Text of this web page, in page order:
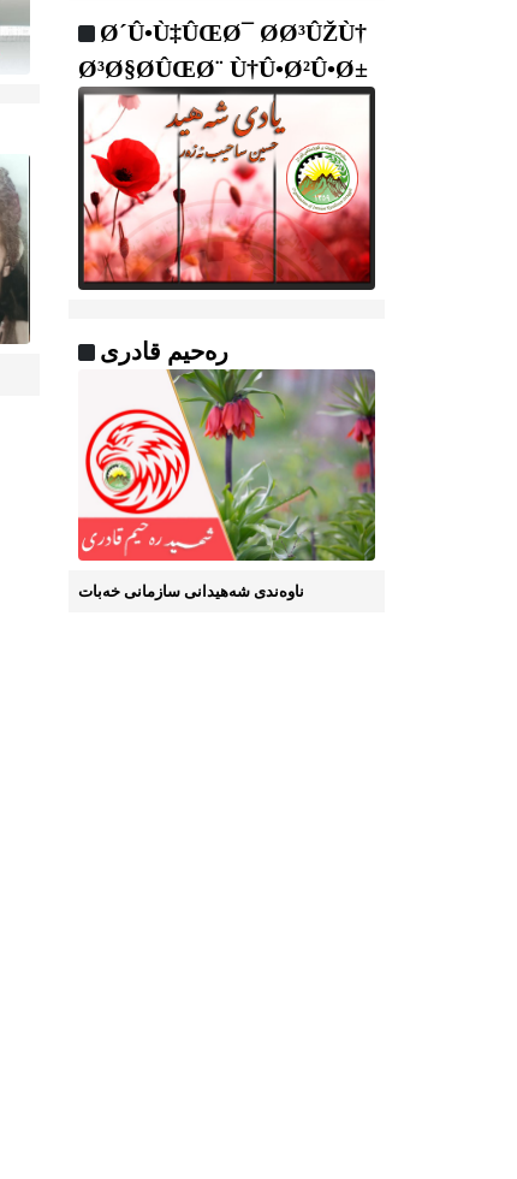
Ø´Û•Ù‡ÛŒØ¯ Ø­Ø³ÛŽÙ†
Ø³Ø§Ø­ÛŒØ¨ Ù†Û•Ø²Û•Ø±
رەحیم قادری
ناوه‌ندی شه‌هیدانی سازمانی خه‌بات